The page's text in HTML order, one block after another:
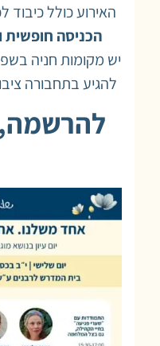
האירוע כולל כיבוד
הכניסה
יש מקומות חניה
להגיע בתחבורה